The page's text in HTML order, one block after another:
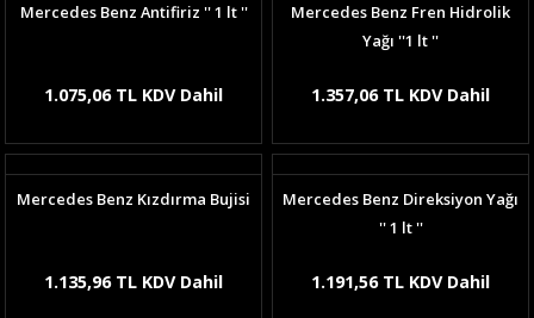
Mercedes Benz Antifiriz '' 1 lt ''
1.075,06 TL KDV Dahil
Mercedes Benz Fren Hidrolik
Yağı ''1 lt ''
1.357,06 TL KDV Dahil
Mercedes Benz Kızdırma Bujisi
1.135,96 TL KDV Dahil
Mercedes Benz Direksiyon Yağı
'' 1 lt ''
1.191,56 TL KDV Dahil